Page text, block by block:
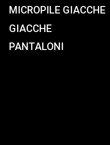
MICROPILE GIACCHE
GIACCHE
PANTALONI